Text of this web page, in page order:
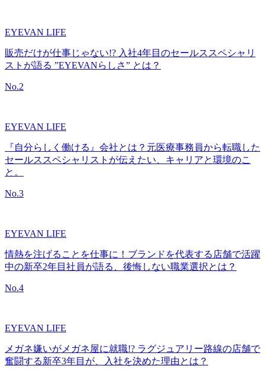
EYEVAN LIFE
販売だけが仕事じゃない!? 入社4年目のセールススペシャリ
ストが語る ”EYEVANらしさ” とは？
No.2
EYEVAN LIFE
『自分らしく働ける』会社とは？元医療事務員から転職した
セールススペシャリストが伝えたい、キャリアと環境のこ
と。
No.3
EYEVAN LIFE
情熱を注げることを仕事に！ブランドを代表する店舗で活躍
中の新卒2年目社員が語る、後悔しない職業選択とは？
No.4
EYEVAN LIFE
メガネ嫌いがメガネ屋に就職!? ラグジュアリー路線の店舗で
奮闘する新卒3年目が、入社を決めた理由とは？